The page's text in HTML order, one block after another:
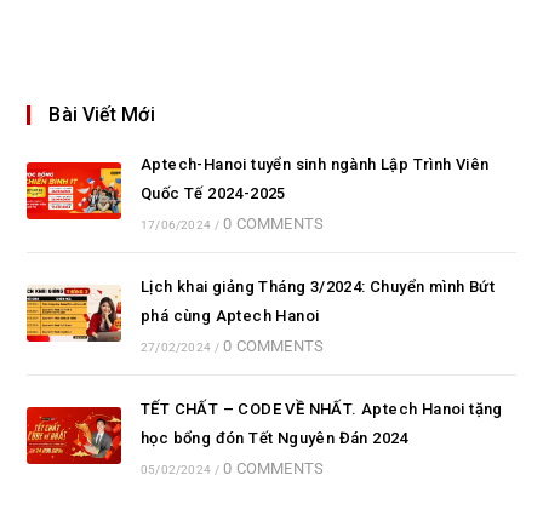
Bài Viết Mới
Aptech-Hanoi tuyển sinh ngành Lập Trình Viên
Quốc Tế 2024-2025
17/06/2024 / 0 COMMENTS
Lịch khai giảng Tháng 3/2024: Chuyển mình Bứt
phá cùng Aptech Hanoi
27/02/2024 / 0 COMMENTS
TẾT CHẤT – CODE VỀ NHẤT. Aptech Hanoi tặng
học bổng đón Tết Nguyên Đán 2024
05/02/2024 / 0 COMMENTS